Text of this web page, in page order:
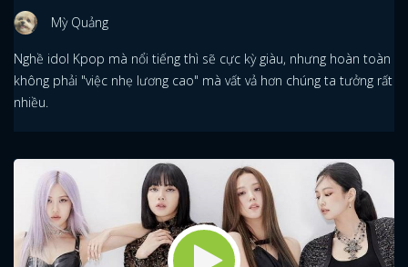
Mỳ Quảng
Nghề idol Kpop mà nổi tiếng thì sẽ cực kỳ giàu, nhưng hoàn toàn
không phải "việc nhẹ lương cao" mà vất vả hơn chúng ta tưởng rất
nhiều.